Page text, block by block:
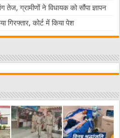
तेज, ग्रामीणों ने विधायक को सौंपा ज्ञापन
गिरफ्तार, कोर्ट में किया पेश